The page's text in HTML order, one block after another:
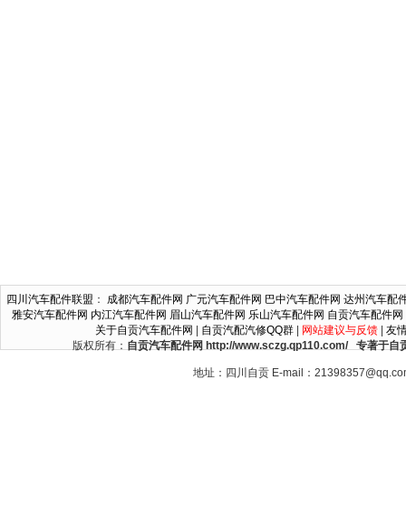
四川汽车配件联盟 ： 成都汽车配件网 广元汽车配件网 巴中汽车配件网 达州汽车配
雅安汽车配件网 内江汽车配件网 眉山汽车配件网 乐山汽车配件网 自贡汽车配件网
关于自贡汽车配件网
自贡汽配汽修QQ群| 网站建议与反馈| 友
版权所有： 自贡汽车配件网 http://www.sczg.qp110.com/ 专著于自
地址：四川自贡 E-mail：